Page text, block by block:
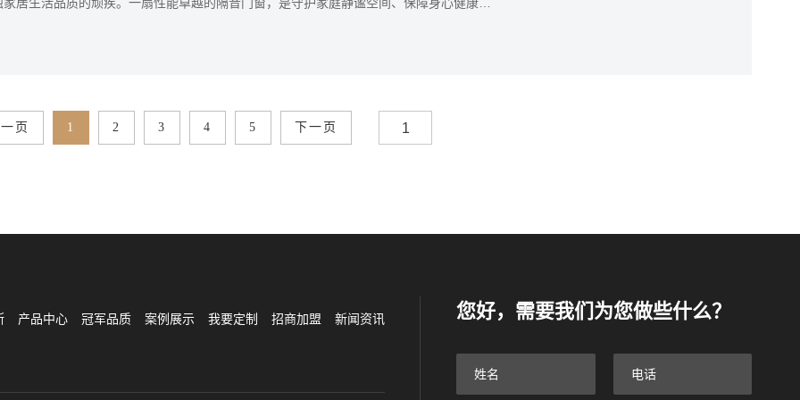
页 1 2 3 4 5 下一页
产品中心 冠军品质 案例展示 我要定制 招商加盟 新闻资讯 您好，需要我们为您做些什么？